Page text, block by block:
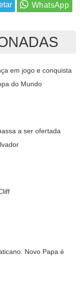
em jogo e conquista
do Mundo
a ser ofertada
Novo Papa é